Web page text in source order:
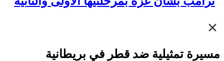
مسيرة تمثيلية ضد قطر في بريطانية